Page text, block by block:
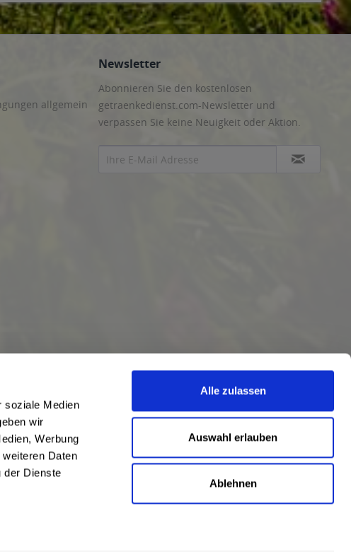
soziale Medien
wir
Werbung
Daten
der Dienste
Alle zulassen
Auswahl erlauben
Ablehnen
allgemein
Newsletter
Abonnieren Sie den kostenlosen
getraenkedienst.com-Newsletter und
verpassen Sie keine Neuigkeit oder Aktion.